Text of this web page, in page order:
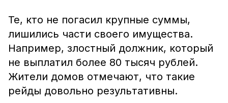
Те, кто не погасил крупные суммы,
лишились части своего имущества.
Например, злостный должник, который
не выплатил более 80 тысяч рублей.
Жители домов отмечают, что такие
рейды довольно результативны.